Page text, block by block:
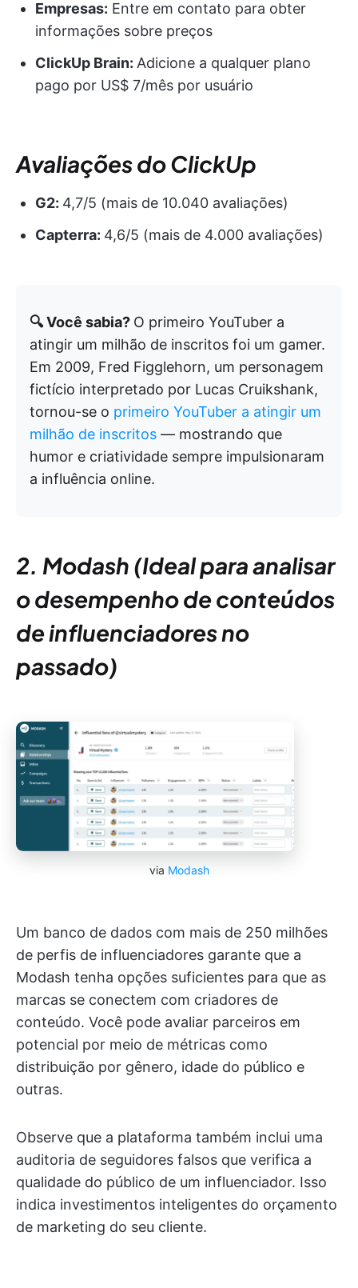
Empresas: Entre em contato para obter
informações sobre preços
ClickUp Brain: Adicione a qualquer plano
pago por US$ 7/mês por usuário
Avaliações do ClickUp
G2: 4,7/5 (mais de 10.040 avaliações)
Capterra: 4,6/5 (mais de 4.000 avaliações)
🔍 Você sabia? O primeiro YouTuber a
atingir um milhão de inscritos foi um gamer.
Em 2009, Fred Figglehorn, um personagem
fictício interpretado por Lucas Cruikshank,
tornou-se o primeiro YouTuber a atingir um
milhão de inscritos — mostrando que
humor e criatividade sempre impulsionaram
a influência online.
2. Modash (Ideal para analisar
o desempenho de conteúdos
de influenciadores no
passado)
via Modash
Um banco de dados com mais de 250 milhões
de perfis de influenciadores garante que a
Modash tenha opções suficientes para que as
marcas se conectem com criadores de
conteúdo. Você pode avaliar parceiros em
potencial por meio de métricas como
distribuição por gênero, idade do público e
outras.
Observe que a plataforma também inclui uma
auditoria de seguidores falsos que verifica a
qualidade do público de um influenciador. Isso
indica investimentos inteligentes do orçamento
de marketing do seu cliente.